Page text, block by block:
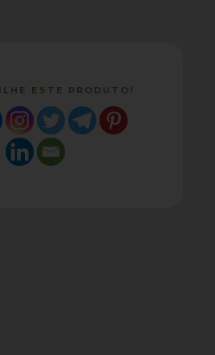
ESTE PRODUTO!